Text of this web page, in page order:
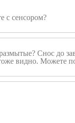
с сенсором?
Снос до
видно. Можете